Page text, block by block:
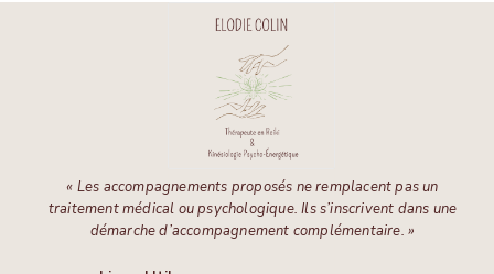
« Les accompagnements proposés ne remplacent pas un
traitement médical ou psychologique. Ils s’inscrivent dans une
démarche d’accompagnement complémentaire. »